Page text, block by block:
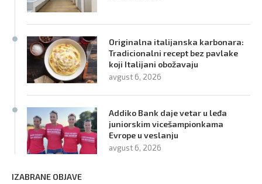
Originalna italijanska karbonara:
Tradicionalni recept bez pavlake
koji Italijani obožavaju
avgust 6, 2026
Addiko Bank daje vetar u leđa
juniorskim vicešampionkama
Evrope u veslanju
avgust 6, 2026
IZABRANE OBJAVE